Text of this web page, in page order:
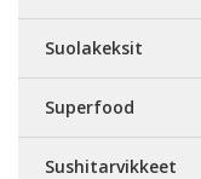
Suolakeksit
Superfood
Sushitarvikkeet